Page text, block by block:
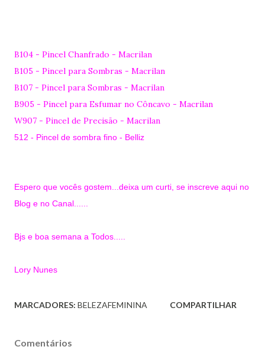
B104 - Pincel Chanfrado - Macrilan
B105 - Pincel para Sombras - Macrilan
B107 - Pincel para Sombras - Macrilan
B905 - Pincel para Esfumar no Côncavo - Macrilan
W907 - Pincel de Precisão - Macrilan
512 - Pincel de sombra fino - Belliz
Espero que vocês gostem...deixa um curti, se inscreve aqui no
Blog e no Canal......
Bjs e boa semana a Todos.....
Lory Nunes
MARCADORES: BELEZAFEMININA COMPARTILHAR
Comentários